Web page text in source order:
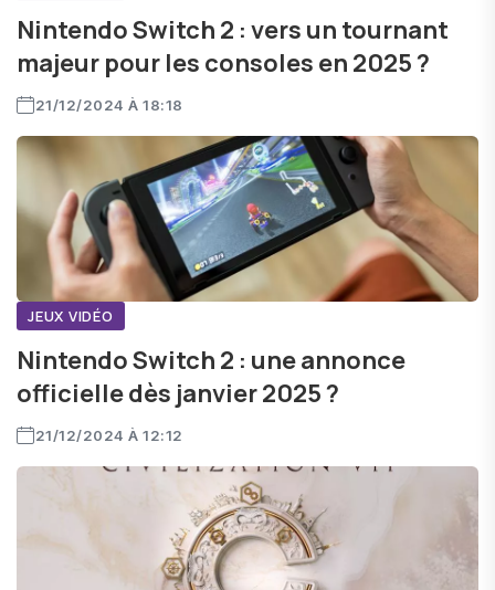
Nintendo Switch 2 : vers un tournant
majeur pour les consoles en 2025 ?
21/12/2024 À 18:18
JEUX VIDÉO
Nintendo Switch 2 : une annonce
officielle dès janvier 2025 ?
21/12/2024 À 12:12